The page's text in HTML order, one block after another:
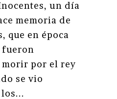
un día
memoria de
que en época
fueron
morir por el rey
se vio